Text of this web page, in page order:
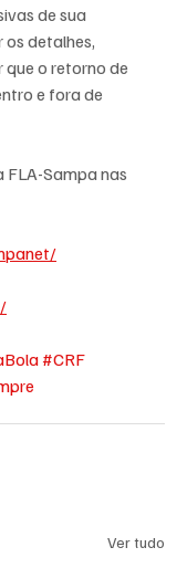
de sua
detalhes,
o retorno de
e fora de
FLA-Sampa nas
#CRF
Ver tudo